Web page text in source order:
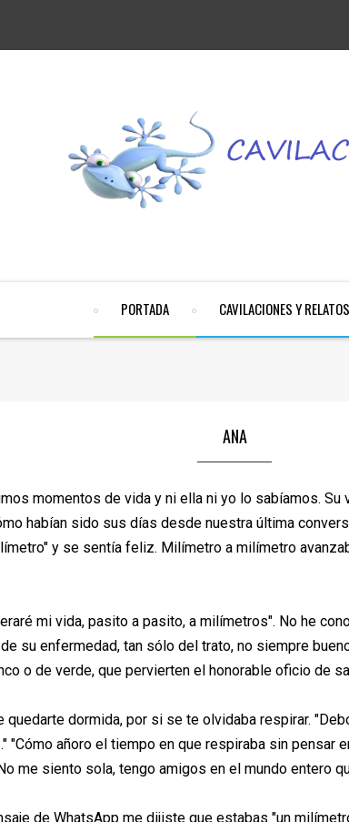
PORTADA CAVILACIONES Y RELATOS
ANA
momentos de vida y ni ella ni yo lo sabíamos. Su
habían sido sus días desde nuestra última
y se sentía feliz. Milímetro a milímetro
mi vida, pasito a pasito, a milímetros". No he
su enfermedad, tan sólo del trato, no siempre
o de verde, que pervierten el honorable oficio de
quedarte dormida, por si se te olvidaba respirar.
"Cómo añoro el tiempo en que respiraba sin pensar
me siento sola, tengo amigos en el mundo entero
de WhatsApp me dijiste que estabas "un